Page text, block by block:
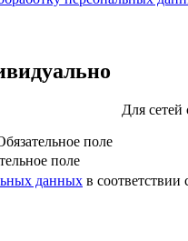
Для
поле
поле
данных в соответствии